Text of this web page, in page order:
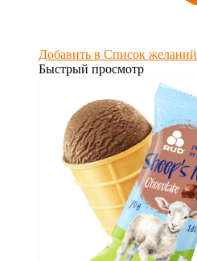
Добавить в Список желаний
Быстрый просмотр